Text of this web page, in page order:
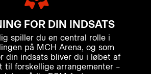
FOR DIN INDSATS
spiller du en central rolle i
på MCH Arena, og som
din indsats bliver du i løbet af
til forskellige arrangementer –